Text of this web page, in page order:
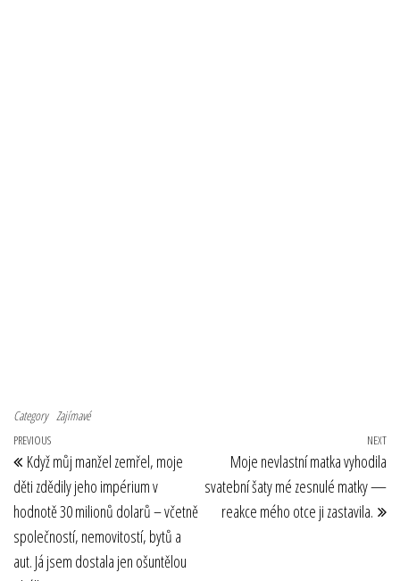
Category Zajímavé
Navigace pro příspěvek
Previous Post
PREVIOUS
Když můj manžel zemřel, moje
děti zdědily jeho impérium v
hodnotě 30 milionů dolarů – včetně
společností, nemovitostí, bytů a
aut. Já jsem dostala jen ošuntělou
NEXT
Moje nevlastní matka vyhodila
svatební šaty mé zesnulé matky —
reakce mého otce ji zastavila.